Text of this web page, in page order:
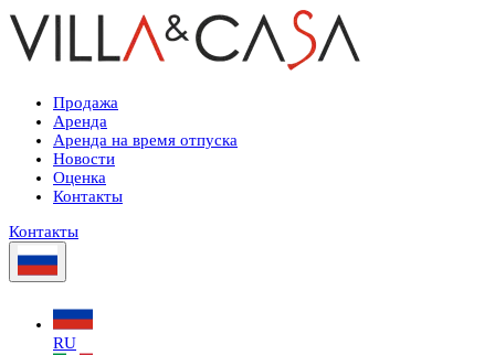
Продажа
Аренда
Аренда на время отпуска
Новости
Оценка
Контакты
Контакты
RU